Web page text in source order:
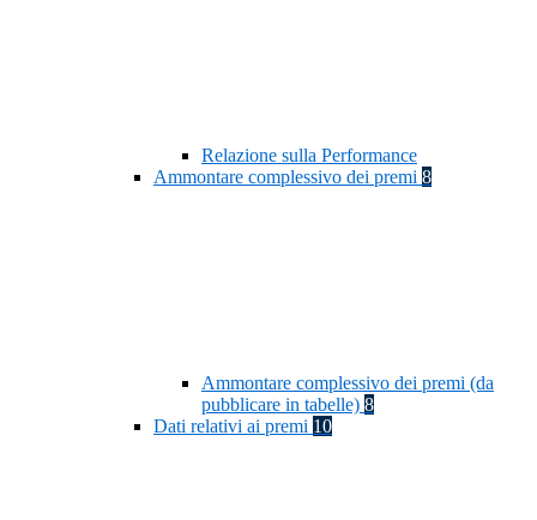
Relazione sulla Performance
Ammontare complessivo dei premi 8
Ammontare complessivo dei premi (da
pubblicare in tabelle) 8
Dati relativi ai premi 10